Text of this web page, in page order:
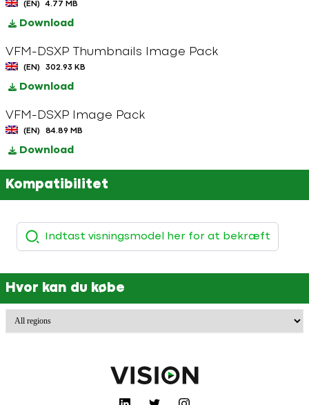
(EN) 4.77 MB
Download
VFM-DSXP Thumbnails Image Pack
(EN) 302.93 KB
Download
VFM-DSXP Image Pack
(EN) 84.89 MB
Download
Kompatibilitet
Hvor kan du købe